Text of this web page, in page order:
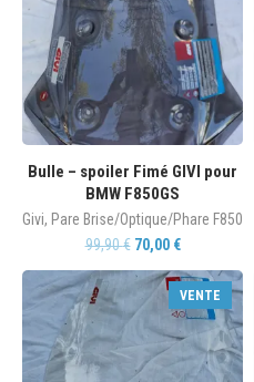
Bulle – spoiler Fimé GIVI pour
BMW F850GS
Givi, Pare Brise/Optique/Phare F850
99,90€ 70,00 €
VENTE